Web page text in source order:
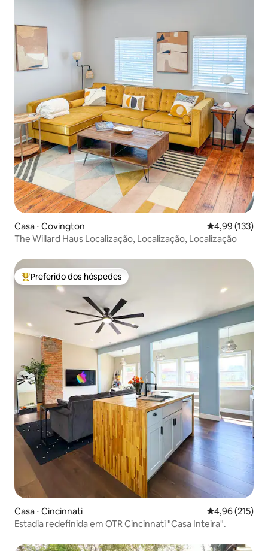
Casa ⋅ Covington 4,99 de uma
4,99 (133)
The Willard Haus Localização, Localização, Localização
Entre os melhores preferidos dos hóspedes
Preferido dos hóspedes
Casa ⋅ Cincinnati 4,96 de uma
4,96 (215)
Estadia redefinida em OTR Cincinnati "Casa Inteira".